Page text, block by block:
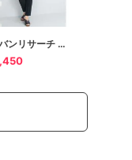
アーバンリサーチ ロッソ